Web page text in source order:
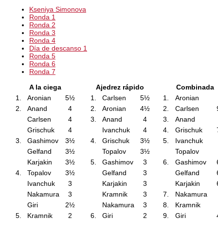
Kseniya Simonova
Ronda 1
Ronda 2
Ronda 3
Ronda 4
Día de descanso 1
Ronda 5
Ronda 6
Ronda 7
A la ciega
1.
Aronian
5½
2.
Anand
4
Carlsen
4
Grischuk
4
3.
Gashimov
3½
Gelfand
3½
Karjakin
3½
4.
Topalov
3½
Ivanchuk
3
Nakamura
3
Giri
2½
5.
Kramnik 2
Ajedrez rápido
1.
Carlsen
5½
2.
Aronian
4½
3.
Anand
4
Ivanchuk
4
4.
Grischuk
3½
Topalov
3½
5.
Gashimov
3
Gelfand
3
Karjakin
3
Kramnik
3
Nakamura
3
6.
Giri 2
Combinada
1.
Aronian
2.
Carlsen
3.
Anand
4.
Grischuk
5.
Ivanchuk
Topalov
6.
Gashimov
Gelfand
Karjakin
7.
Nakamura
8.
Kramnik
9.
Giri